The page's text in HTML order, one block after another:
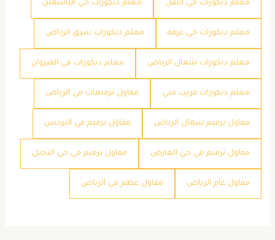
معلم ديكورات حي النفل معلم ديكورات حي الياسمين
معلم ديكورات حي عرقه معلم ديكورات شرق الرياض
معلم ديكورات شمال الرياض معلم ديكورات في القيروان
معلم ديكورات قريب مني مقاول ترميمات في الرياض
مقاول ترميم شمال الرياض مقاول ترميم في النرجس
مقاول ترميم في حي العارض مقاول ترميم في حي النخيل
مقاول عام الرياض مقاول عظم في الرياض